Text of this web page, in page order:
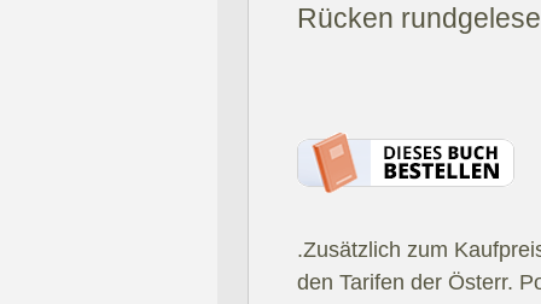
Rücken
.Zusätzlich zum
den Tarifen der Österr.